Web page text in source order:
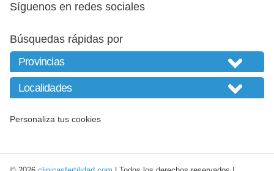
Síguenos en redes sociales
Búsquedas rápidas por
Personaliza tus cookies